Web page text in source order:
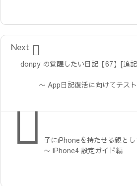
donpy の覚醒したい日記【67】[追
〜 App日記復活に向けてテスト

Next
子にiPhoneを持たせる親とし
〜 iPhone4 設定ガイド編